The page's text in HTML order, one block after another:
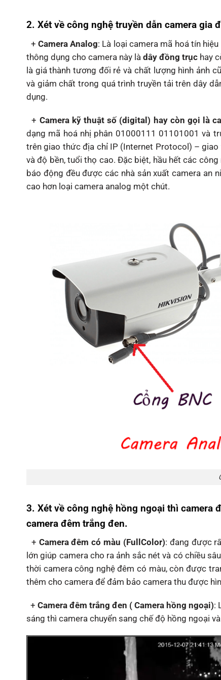
2. Xét về công nghệ truyền dẫn camera gia
+ Camera Analog: Là loại camera mã hoá tín
thông dụng cho camera này làdây đồng trục hay
là giá thành tương đối rẻ và chất lượng hình ảnh
và giảm chất trong quá trình truyền tải trên dây
dụng.
+ Camera kỹ thuật số (digital) hay còn gọi là
dạng mã hoá nhị phân 01000111 01101001 và
trên giao thức địa chỉ IP (Internet Protocol) –
và độ bền, tuổi thọ cao. Đặc biệt, hầu hết các
báo động đều được các nhà sản xuất camera an
cao hơn loại camera analog một chút.
3. Xét về công nghệ hồng ngoại thì camera
camera đêm trắng đen.
+ Camera đêm có màu (FullColor): đang được
lớn giúp camera cho ra ảnh sắc nét và có chiều
thời camera công nghệ đêm có màu, còn được
thêm cho camera để đảm bảo camera thu được
+ Camera đêm trắng đen ( Camera hồng ngoại):
sáng thì camera chuyển sang chế độ hồng ngoại